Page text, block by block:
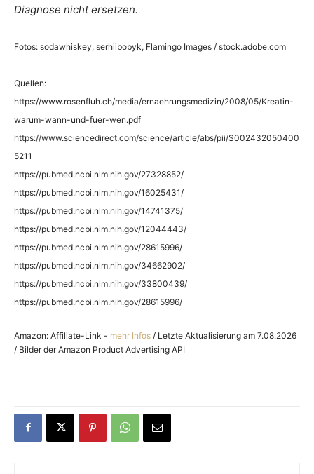
Diagnose nicht ersetzen.
Fotos: sodawhiskey, serhiibobyk, Flamingo Images / stock.adobe.com
Quellen:
https://www.rosenfluh.ch/media/ernaehrungsmedizin/2008/05/Kreatin-
warum-wann-und-fuer-wen.pdf
https://www.sciencedirect.com/science/article/abs/pii/S002432050400
5211
https://pubmed.ncbi.nlm.nih.gov/27328852/
https://pubmed.ncbi.nlm.nih.gov/16025431/
https://pubmed.ncbi.nlm.nih.gov/14741375/
https://pubmed.ncbi.nlm.nih.gov/12044443/
https://pubmed.ncbi.nlm.nih.gov/28615996/
https://pubmed.ncbi.nlm.nih.gov/34662902/
https://pubmed.ncbi.nlm.nih.gov/33800439/
https://pubmed.ncbi.nlm.nih.gov/28615996/
Amazon: Affiliate-Link - mehr Infos / Letzte Aktualisierung am 7.08.2026
/ Bilder der Amazon Product Advertising API